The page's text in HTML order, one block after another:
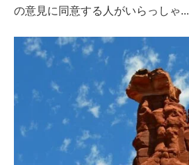
の意見に同意する人がいらっしゃ...